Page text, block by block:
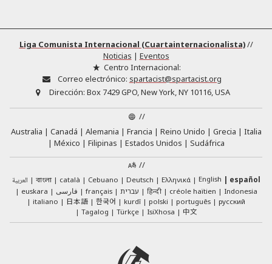
Liga Comunista Internacional (Cuartainternacionalista)//
Noticias | Eventos
Centro Internacional:
Correo electrónico: spartacist@spartacist.org
Dirección: Box 7429 GPO, New York, NY 10116, USA
//
Australia
Canadá Alemania Francia Reino Unido Grecia
Italia
México
Filipinas Estados Unidos
Sudáfrica
//
العربية বাংলা català Cebuano Deutsch Ελληνικά English
español
euskara
فارسی français עברית हिन्दी créole haïtien
Indonesia
italiano
日本語 한국어 kurdî polski português
русский
Tagalog
Türkçe IsiXhosa 中文